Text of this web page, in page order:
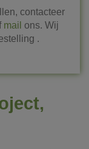
contacteer
mail ons. Wij
.